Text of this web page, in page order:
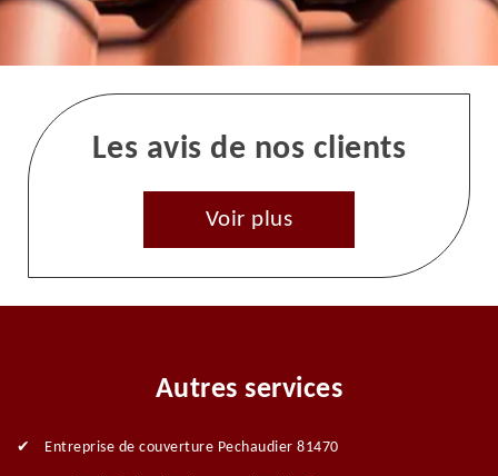
Les avis de nos clients
Voir plus
Autres services
Entreprise de couverture Pechaudier 81470